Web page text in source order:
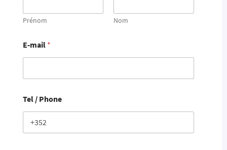
Prénom Nom
E-mail *
Tel / Phone